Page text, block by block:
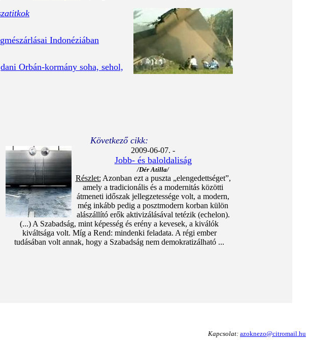
Indonéziában
Orbán-kormány soha, sehol,
Következő cikk:
2009-06-07. -
Jobb- és baloldaliság
/Dér Atilla/
Részlet: Azonban ezt a puszta „elengedettséget”,
amely a tradicionális és a modernitás közötti
átmeneti időszak jellegzetessége volt, a modern,
még inkább pedig a posztmodern korban külön
alászállító erők aktivizálásával tetézik (echelon).
(...) A Szabadság, mint képesség és erény a kevesek, a kiválók
kiváltsága volt. Míg a Rend: mindenki feladata. A régi ember
tudásában volt annak, hogy a Szabadság nem demokratizálható ...
Kapcsolat: azoknezo@citromail.hu